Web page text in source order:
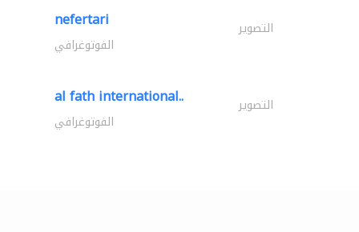
nefertari التصوير
الفوتوغرافي
al fath international.. التصوير
الفوتوغرافي